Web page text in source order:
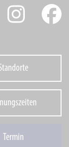
Termin